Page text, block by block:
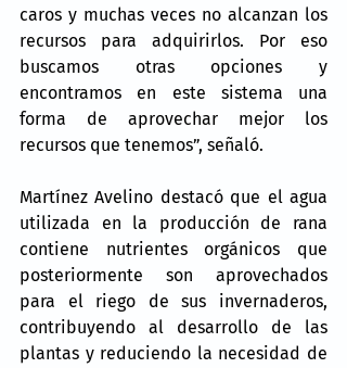
caros y muchas veces no alcanzan los
recursos para adquirirlos. Por eso
buscamos otras opciones y
encontramos en este sistema una
forma de aprovechar mejor los
recursos que tenemos”, señaló.
Martínez Avelino destacó que el agua
utilizada en la producción de rana
contiene nutrientes orgánicos que
posteriormente son aprovechados
para el riego de sus invernaderos,
contribuyendo al desarrollo de las
plantas y reduciendo la necesidad de